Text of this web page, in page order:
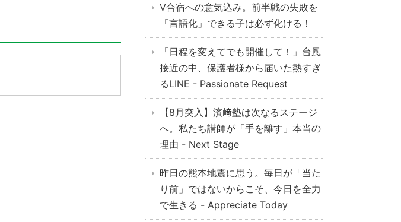
V合宿への意気込み。前半戦の失敗を
「言語化」できる子は必ず化ける！
「日程を変えてでも開催して！」台風
接近の中、保護者様から届いた熱すぎ
るLINE - Passionate Request
【8月突入】濱﨑塾は次なるステージ
へ。私たち講師が「手を離す」本当の
理由 - Next Stage
昨日の熊本地震に思う。毎日が「当た
り前」ではないからこそ、今日を全力
で生きる - Appreciate Today